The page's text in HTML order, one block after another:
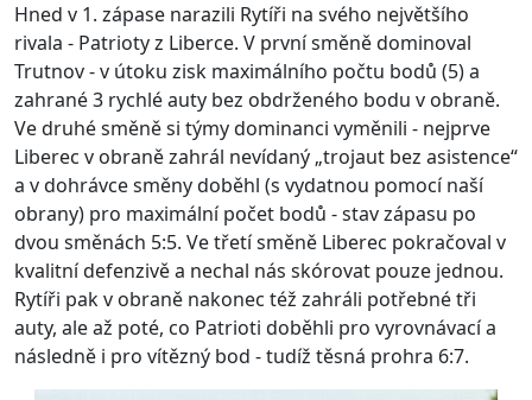
Hned v 1. zápase narazili Rytíři na svého největšího
rivala - Patrioty z Liberce. V první směně dominoval
Trutnov - v útoku zisk maximálního počtu bodů (5) a
zahrané 3 rychlé auty bez obdrženého bodu v obraně.
Ve druhé směně si týmy dominanci vyměnili - nejprve
Liberec v obraně zahrál nevídaný „trojaut bez asistence“
a v dohrávce směny doběhl (s vydatnou pomocí naší
obrany) pro maximální počet bodů - stav zápasu po
dvou směnách 5:5. Ve třetí směně Liberec pokračoval v
kvalitní defenzivě a nechal nás skórovat pouze jednou.
Rytíři pak v obraně nakonec též zahráli potřebné tři
auty, ale až poté, co Patrioti doběhli pro vyrovnávací a
následně i pro vítězný bod - tudíž těsná prohra 6:7.